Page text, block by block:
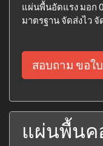
แผ่นพื้นอัดแรง มอก
มาตรฐาน จัดส่งไว จั
สอบถาม ขอใ
แผ่นพื้นค